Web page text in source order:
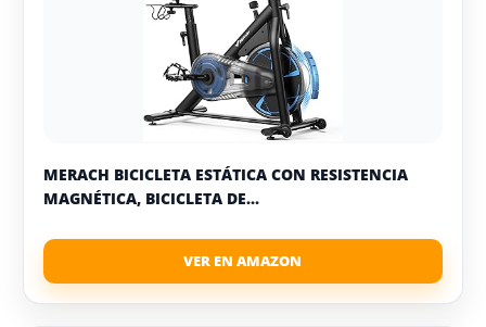
MERACH BICICLETA ESTÁTICA CON RESISTENCIA
MAGNÉTICA, BICICLETA DE...